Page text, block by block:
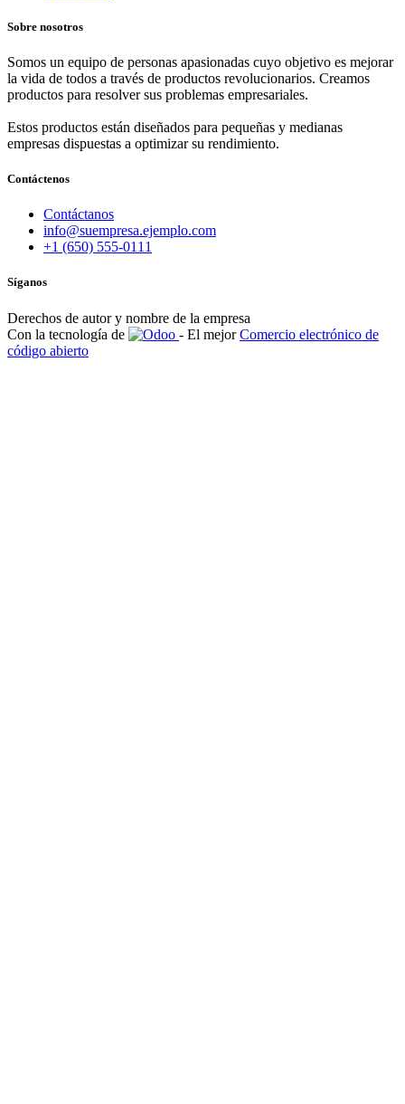
Sobre nosotros
Somos un equipo de personas apasionadas cuyo objetivo es mejorar
la vida de todos a través de productos revolucionarios. Creamos
productos para resolver sus problemas empresariales.
Estos productos están diseñados para pequeñas y medianas
empresas dispuestas a optimizar su rendimiento.
Contáctenos
Contáctanos
info@suempresa.ejemplo.com
+1 (650) 555-0111
Síganos
Derechos de autor y nombre de la empresa
Con la tecnología de
- El mejorComercio electrónico de
código abierto